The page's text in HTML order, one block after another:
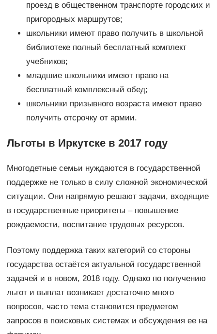
проезд в общественном транспорте городских и
пригородных маршрутов;
школьники имеют право получить в школьной
библиотеке полный бесплатный комплект
учебников;
младшие школьники имеют право на
бесплатный комплексный обед;
школьники призывного возраста имеют право
получить отсрочку от армии.
Льготы в Иркутске в 2017 году
Многодетные семьи нуждаются в государственной
поддержке не только в силу сложной экономической
ситуации. Они напрямую решают задачи, входящие
в государственные приоритеты – повышение
рождаемости, воспитание трудовых ресурсов.
Поэтому поддержка таких категорий со стороны
государства остаётся актуальной государственной
задачей и в новом, 2018 году. Однако по получению
льгот и выплат возникает достаточно много
вопросов, часто тема становится предметом
запросов в поисковых системах и обсуждения ее на